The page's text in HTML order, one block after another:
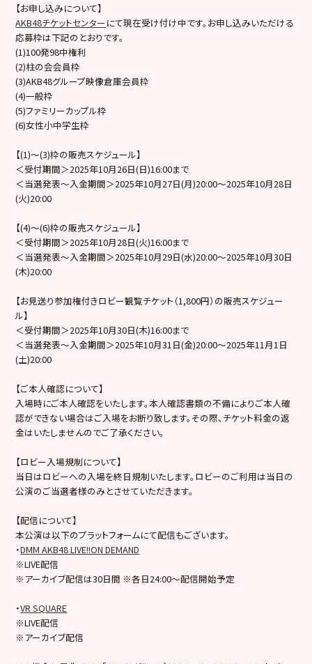
【お申し込みについて】
AKB48チケットセンター にて現在受け付け中です。お申し込みいただける
応募枠は下記のとおりです。
(1)100発98中権利
(2)柱の会会員枠
(3)AKB48グループ映像倉庫会員枠
(4)一般枠
(5)ファミリーカップル枠
(6)女性小中学生枠
【(1)～(3)枠の販売スケジュール】
＜受付期間＞2025年10月26日(日)16:00まで
＜当選発表～入金期間＞2025年10月27日(月)20:00～2025年10月28日
(火)20:00
【(4)〜(6)枠の販売スケジュール】
＜受付期間＞2025年10月28日(火)16:00まで
＜当選発表～入金期間＞2025年10月29日(水)20:00～2025年10月30日
(木)20:00
【お見送り参加権付きロビー観覧チケット（1,800円）の販売スケジュー
ル】
＜受付期間＞2025年10月30日(木)16:00まで
＜当選発表～入金期間＞2025年10月31日(金)20:00～2025年11月1日
(土)20:00
【ご本人確認について】
入場時にご本人確認をいたします。本人確認書類の不備によりご本人確
認ができない場合はご入場をお断り致します。その際、チケット料金の返
金はいたしませんのでご了承ください。
【ロビー入場規制について】
当日はロビーへの入場を終日規制いたします。ロビーのご利用は当日の
公演のご当選者様のみとさせていただきます。
【配信について】
本公演は以下のプラットフォームにて配信もございます。
・DMM AKB48 LIVE!!ON DEMAND
※LIVE配信
※アーカイブ配信は30日間 ※各日24:00～配信開始予定
・VR SQUARE
※LIVE配信
※アーカイブ配信